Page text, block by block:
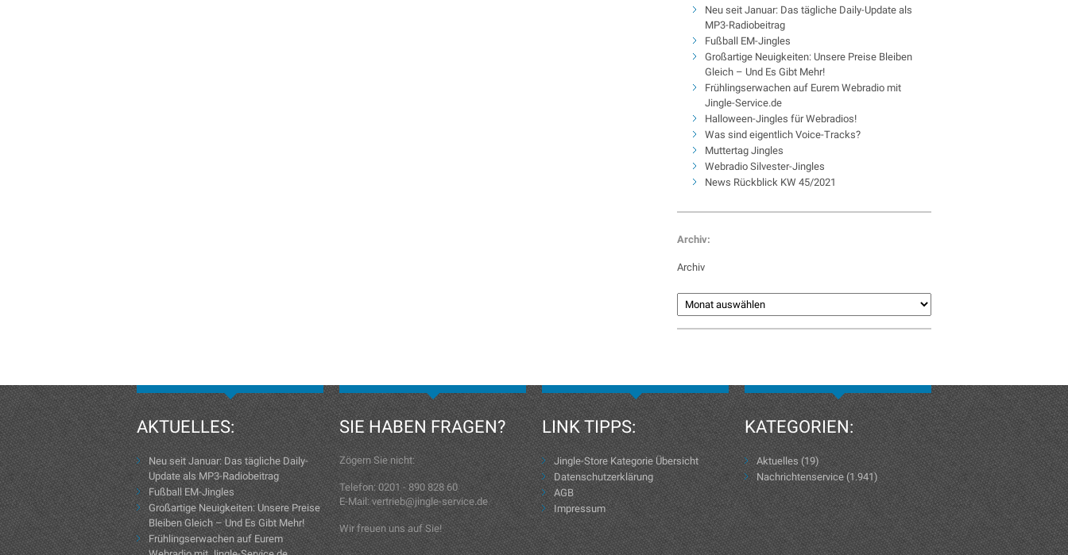
Neu seit Januar: Das tägliche Daily-Update als
MP3-Radiobeitrag
Fußball EM-Jingles
Großartige Neuigkeiten: Unsere Preise Bleiben
Gleich – Und Es Gibt Mehr!
Frühlingserwachen auf Eurem Webradio mit
Jingle-Service.de
Halloween-Jingles für Webradios!
Was sind eigentlich Voice-Tracks?
Muttertag Jingles
Webradio Silvester-Jingles
News Rückblick KW 45/2021
Archiv:
Archiv
AKTUELLES:
Neu seit Januar: Das tägliche Daily-
Update als MP3-Radiobeitrag
Fußball EM-Jingles
Großartige Neuigkeiten: Unsere Preise
Bleiben Gleich – Und Es Gibt Mehr!
Frühlingserwachen auf Eurem
SIE HABEN FRAGEN?
Zögern Sie nicht:
Telefon: 0201 - 890 828 60
E-Mail: vertrieb@jingle-service.de
Wir freuen uns auf Sie!
LINK TIPPS:
Jingle-Store Kategorie Übersicht
Datenschutzerklärung
AGB
Impressum
KATEGORIEN:
Aktuelles (19)
Nachrichtenservice(1.941)